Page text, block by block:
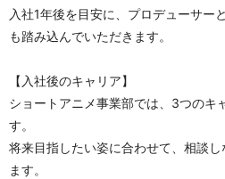
入社1年後を目安に、プロデューサー
も踏み込んでいただきます。
【入社後のキャリア】
ショートアニメ事業部では、3つのキ
す。
将来目指したい姿に合わせて、相談
ます。